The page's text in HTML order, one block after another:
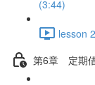
(3:44)
lesson
第6章 定期